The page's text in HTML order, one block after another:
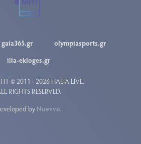
gaia365.gr
olympiasports.gr
ilia-ekloges.gr
© 2011 - 2026 ΗΛΕΙΑ LIVE.
RIGHTS RESERVED.
by Nuevvo.